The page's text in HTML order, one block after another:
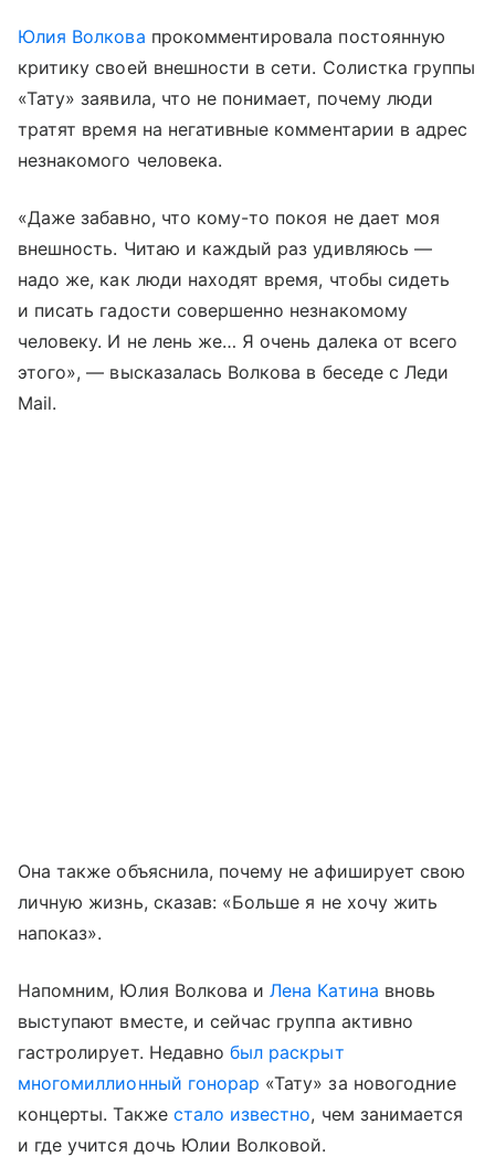
Юлия Волкова прокомментировала постоянную
критику своей внешности в сети. Солистка группы
«Тату» заявила, что не понимает, почему люди
тратят время на негативные комментарии в адрес
незнакомого человека.
«Даже забавно, что кому-то покоя не дает моя
внешность. Читаю и каждый раз удивляюсь —
надо же, как люди находят время, чтобы сидеть
и писать гадости совершенно незнакомому
человеку. И не лень же… Я очень далека от всего
этого», — высказалась Волкова в беседе с Леди
Mail.
Она также объяснила, почему не афиширует свою
личную жизнь, сказав: «Больше я не хочу жить
напоказ».
Напомним, Юлия Волкова иЛена Катина вновь
выступают вместе, и сейчас группа активно
гастролирует. Недавнобыл раскрыт
многомиллионный гонорар «Тату» за новогодние
концерты. Также стало известно, чем занимается
и где учится дочь Юлии Волковой.